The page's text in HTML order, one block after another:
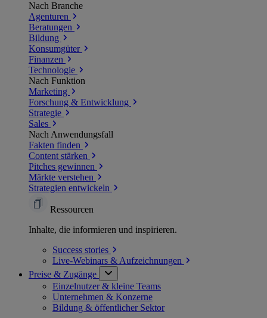
Nach Branche
Agenturen
Beratungen
Bildung
Konsumgüter
Finanzen
Technologie
Nach Funktion
Marketing
Forschung & Entwicklung
Strategie
Sales
Nach Anwendungsfall
Fakten finden
Content stärken
Pitches gewinnen
Märkte verstehen
Strategien entwickeln
Ressourcen
Inhalte, die informieren und inspirieren.
Success stories
Live-Webinars & Aufzeichnungen
Preise & Zugänge
Einzelnutzer & kleine Teams
Unternehmen & Konzerne
Bildung & öffentlicher Sektor